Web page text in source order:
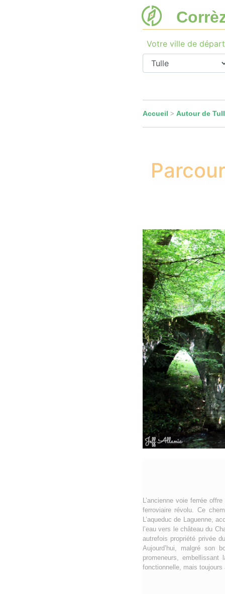
Votre ville de départ
Accueil > Autour de
L’ancienne voie ferrée
ferroviaire révolu. Ce
L’aqueduc de Laguenne,
l’eau vers le château du
autrefois propriété privée
Aujourd’hui, malgré son
promeneurs,
fonctionnelle, mais toujours